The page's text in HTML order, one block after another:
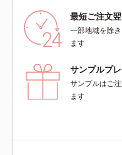
最短ご注文
一部地域を除
ます
サンプルプ
サンプルはご
ます